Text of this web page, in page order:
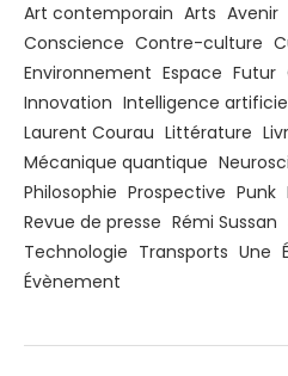
Art contemporain Arts Avenir
Conscience Contre-culture
Environnement Espace Futur
Innovation Intelligence
Laurent Courau Littérature
Mécanique quantique
Philosophie Prospective Punk
Revue de presse Rémi Sussan
Technologie Transports Une
Évènement